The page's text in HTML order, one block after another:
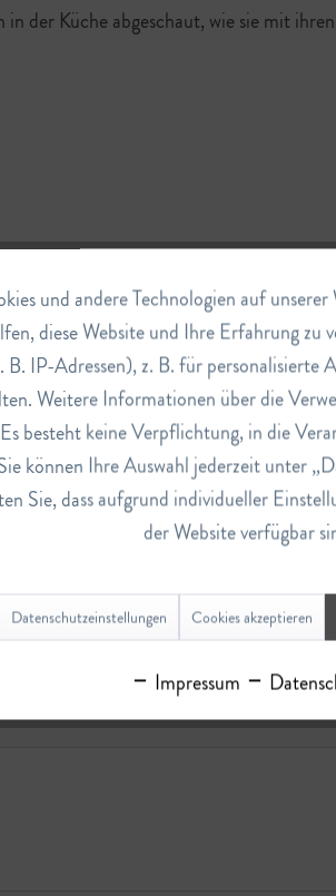
der Küche abgeschaut, wie sie mit
und andere Technologien auf unserer
diese Website und Ihre Erfahrung zu
IP-Adressen), z. B. für personalisierte
Weitere Informationen über die
besteht keine Verpflichtung, in die
können Ihre Auswahl jederzeit unter
Sie, dass aufgrund individueller
der Website verfügbar
Datenschutzeinstellungen Cookies akzeptieren
Impressum